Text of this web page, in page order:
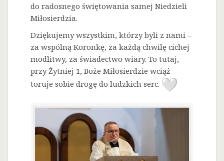
do radosnego świętowania samej Niedzieli
Miłosierdzia.
Dziękujemy wszystkim, którzy byli z nami –
za wspólną Koronkę, za każdą chwilę cichej
modlitwy, za świadectwo wiary. To tutaj,
przy Żytniej 1, Boże Miłosierdzie wciąż
toruje sobie drogę do ludzkich serc.